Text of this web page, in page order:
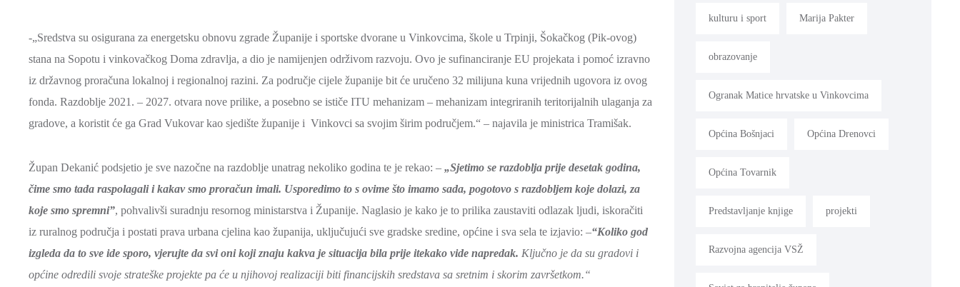
-„Sredstva su osigurana za energetsku obnovu zgrade Županije i sportske dvorane u Vinkovcima, škole u Trpinji, Šokačkog (Pik-ovog)
stana na Sopotu i vinkovačkog Doma zdravlja, a dio je namijenjen održivom razvoju. Ovo je sufinanciranje EU projekata i pomoć izravno
iz državnog proračuna lokalnoj i regionalnoj razini. Za područje cijele županije bit će uručeno 32 milijuna kuna vrijednih ugovora iz ovog
fonda. Razdoblje 2021. – 2027. otvara nove prilike, a posebno se ističe ITU mehanizam – mehanizam integriranih teritorijalnih ulaganja za
gradove, a koristit će ga Grad Vukovar kao sjedište županije i Vinkovci sa svojim širim područjem.“ – najavila je ministrica Tramišak.
Župan Dekanić podsjetio je sve nazočne na razdoblje unatrag nekoliko godina te je rekao: – „Sjetimo se razdoblja prije desetak godina,
čime smo tada raspolagali i kakav smo proračun imali. Usporedimo to s ovime što imamo sada, pogotovo s razdobljem koje dolazi, za
koje smo spremni”, pohvalivši suradnju resornog ministarstva i Županije. Naglasio je kako je to prilika zaustaviti odlazak ljudi, iskoračiti
iz ruralnog područja i postati prava urbana cjelina kao županija, uključujući sve gradske sredine, općine i sva sela te izjavio: –“Koliko god
izgleda da to sve ide sporo, vjerujte da svi oni koji znaju kakva je situacija bila prije itekako vide napredak. Ključno je da su gradovi i
općine odredili svoje strateške projekte pa će u njihovoj realizaciji biti financijskih sredstava sa sretnim i skorim završetkom.“
kulturu i sport Marija Pakter
obrazovanje
Ogranak Matice hrvatske u Vinkovcima
Općina Bošnjaci Općina Drenovci
Općina Tovarnik
Predstavljanje knjige projekti
Razvojna agencija VSŽ